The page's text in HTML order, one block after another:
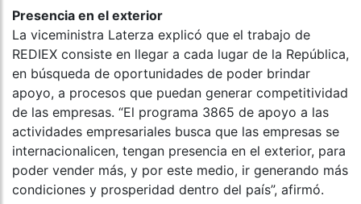
Presencia en el exterior
La viceministra Laterza explicó que el trabajo de
REDIEX consiste en llegar a cada lugar de la República,
en búsqueda de oportunidades de poder brindar
apoyo, a procesos que puedan generar competitividad
de las empresas. “El programa 3865 de apoyo a las
actividades empresariales busca que las empresas se
internacionalicen, tengan presencia en el exterior, para
poder vender más, y por este medio, ir generando más
condiciones y prosperidad dentro del país”, afirmó.